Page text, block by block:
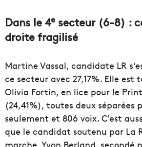
Dans le 4esecteur (6-8) :
droite fragilisé
Martine Vassal, candidate LR
ce secteur avec 27,17%. Elle est
Olivia Fortin, en lice pour le
(24,41%), toutes deux séparées
seulement et 806 voix. C’est
que le candidat soutenu par La
marche, Yvon Berland, secondé